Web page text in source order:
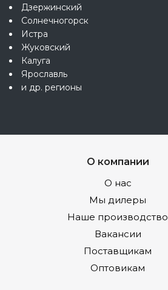
Дзержинский
Солнечногорск
Истра
Жуковский
Калуга
Ярославль
и др. регионы
О компании
О нас
Мы дилеры
Наше производство
Вакансии
Поставщикам
Оптовикам